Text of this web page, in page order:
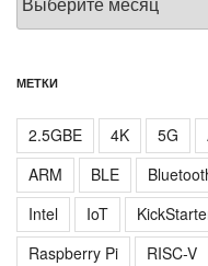
МЕТКИ
2.5GBE 4K 5G
ARM
BLE
Intel
IoT
Raspberry Pi
RISC-V